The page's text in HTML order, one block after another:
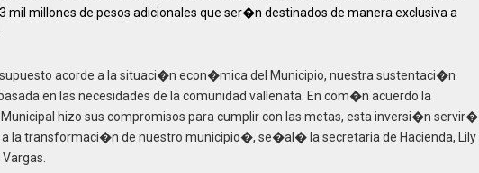
mil millones de pesos adicionales que ser�n destinados de manera exclusiva a
acorde a la situaci�n econ�mica del Municipio, nuestra sustentaci�n
en las necesidades de la comunidad vallenata. En com�n acuerdo la
hizo sus compromisos para cumplir con las metas, esta inversi�n servir�
la transformaci�n de nuestro municipio�, se�al� la secretaria de Hacienda, Lily